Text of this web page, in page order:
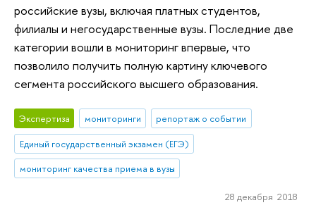
российские вузы, включая платных студентов,
филиалы и негосударственные вузы. Последние две
категории вошли в мониторинг впервые, что
позволило получить полную картину ключевого
сегмента российского высшего образования.
Экспертиза мониторинги
репортаж о событии
Единый государственный экзамен (ЕГЭ)
мониторинг качества приема в вузы
28 декабря 2018